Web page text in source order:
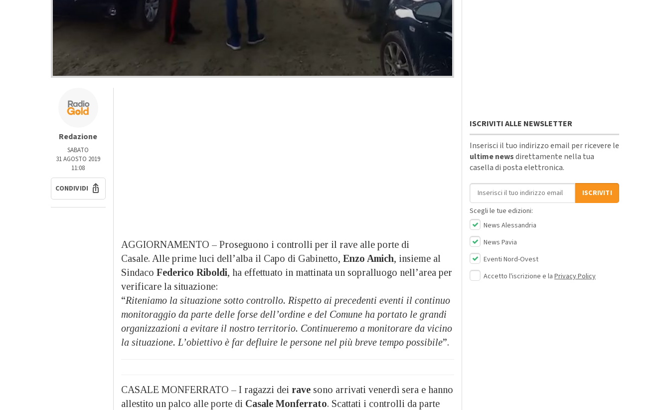
Redazione
SABATO
31 AGOSTO 2019
11:08
CONDIVIDI
AGGIORNAMENTO – Proseguono i controlli per il rave alle porte di
Casale. Alle prime luci dell’alba il Capo di Gabinetto, Enzo Amich, insieme al
Sindaco Federico Riboldi, ha effettuato in mattinata un sopralluogo nell’area per
verificare la situazione:
“Riteniamo la situazione sotto controllo. Rispetto ai precedenti eventi il continuo
monitoraggio da parte delle forse dell’ordine e del Comune ha portato le grandi
organizzazioni a evitare il nostro territorio. Continueremo a monitorare da vicino
la situazione. L’obiettivo è far defluire le persone nel più breve tempo possibile”.
CASALE MONFERRATO – I ragazzi dei ravesono arrivati venerdì sera e hanno
allestito un palco alle porte di Casale Monferrato. Scattati i controlli da parte
ISCRIVITI ALLE NEWSLETTER
Inserisci il tuo indirizzo email per ricevere le
ultime newsdirettamente nella tua
casella di posta elettronica.
Indirizzo email
ISCRIVITI
Scegli le tue edizioni:
News Alessandria
News Pavia
Eventi Nord-Ovest
Accetto l'iscrizione e la Privacy Policy